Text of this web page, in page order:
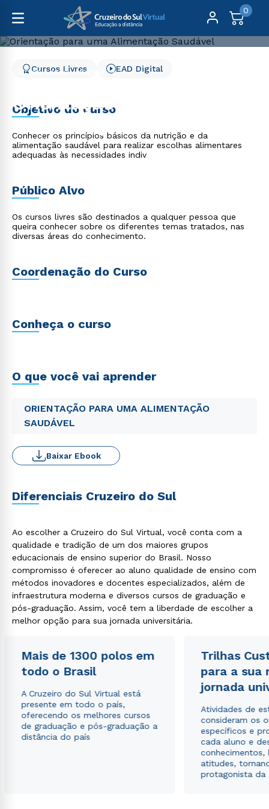
0
Cursos Livres
Saúde
Orientação para uma
Alimentação Saudável
Cursos Livres EAD Digital
Objetivo do curso
Conhecer os princípios básicos da nutrição e da
alimentação saudável para realizar escolhas alimentares
adequadas às necessidades indiv
Público Alvo
Os cursos livres são destinados a qualquer pessoa que
queira conhecer sobre os diferentes temas tratados, nas
diversas áreas do conhecimento.
Coordenação do Curso
Conheça o curso
O que você vai aprender
ORIENTAÇÃO PARA UMA ALIMENTAÇÃO
SAUDÁVEL
Baixar Ebook
Diferenciais Cruzeiro do Sul
Ao escolher a Cruzeiro do Sul Virtual, você conta com a
qualidade e tradição de um dos maiores grupos
educacionais de ensino superior do Brasil. Nosso
compromisso é oferecer ao aluno qualidade de ensino com
métodos inovadores e docentes especializados, além de
infraestrutura moderna e diversos cursos de graduação e
pós-graduação. Assim, você tem a liberdade de escolher a
melhor opção para sua jornada universitária.
Mais de 1300 polos em
todo o Brasil
A Cruzeiro do Sul Virtual está
presente em todo o país,
oferecendo os melhores cursos
de graduação e pós-graduação a
distância do país
Trilhas
para a sua
jornada
Atividades de
consideram os
específicos e
cada aluno e
conhecimentos,
atitudes,
protagonista da